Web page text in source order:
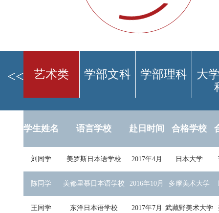
艺术类 学部文科 学部理科
大
<<
学生姓名 语言学校 赴日时间 合格学校
刘同学 美罗斯日本语学校 2017年4月 日本大学
陈同学 美都里慕日本语学校 2016年10月 多摩美术大学
王同学 东洋日本语学校 2017年7月 武藏野美术大学